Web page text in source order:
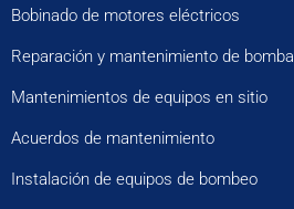
Bobinado de motores eléctricos
Reparación y mantenimiento de
Mantenimientos de equipos en sitio
Acuerdos de mantenimiento
Instalación de equipos de bombeo